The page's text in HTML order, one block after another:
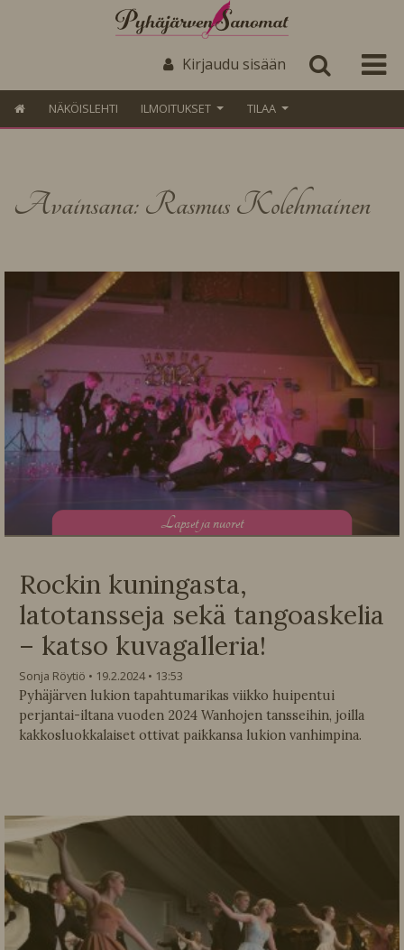
Kirjaudu sisään
NÄKÖISLEHTI ILMOITUKSET TILAA
Avainsana: Rasmus Kolehmainen
Lapset ja nuoret
Rockin kuningasta,
latotansseja sekä tangoaskelia
– katso kuvagalleria!
Sonja Röytiö 19.2.2024
13:53
Pyhäjärven lukion tapahtumarikas viikko huipentui
perjantai-iltana vuoden 2024 Wanhojen tansseihin, joilla
kakkosluokkalaiset ottivat paikkansa lukion vanhimpina.